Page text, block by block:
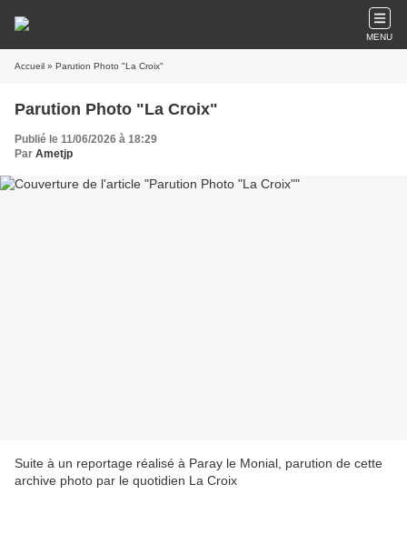
MENU
Accueil » Parution Photo "La Croix"
Parution Photo "La Croix"
Publié le 11/06/2026 à 18:29
Par Ametjp
Suite à un reportage réalisé à Paray le Monial, parution de cette
archive photo par le quotidien La Croix